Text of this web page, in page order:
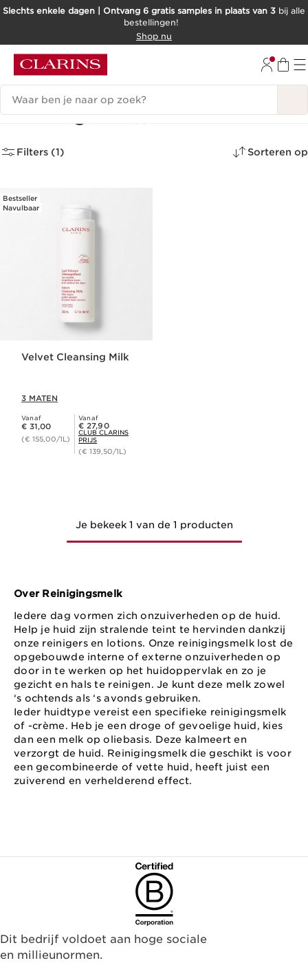
DOORGAAN NAAR INHOUD
Slechts enkele dagen | Ontvang 6 gratis samples in plaats van 3 bij alle
bestellingen!
Shop nu
Zoekgeschiedenis
Cleansing Milk (1)
Filters (1) Sorteren op
Bestseller
Navulbaar
Velvet Cleansing Milk
3 MATEN
Vanaf
Dit is nu de prijs € 31,00
€ 31,00
(€ 155,00/1L)
Vanaf
Club Clarins Prijs € 27,90
€ 27,90
CLUB CLARINS
PRIJS
(€ 139,50/1L)
Je bekeek 1 van de 1 producten
Over Reinigingsmelk
Iedere dag vormen zich onzuiverheden op de huid.
Help je huid zijn stralende teint te hervinden dankzij
onze reinigers en lotions. Onze reinigingsmelk lost de
opgebouwde interne of externe onzuiverheden op
door in te werken op het huidoppervlak en zo je
gezicht en hals te reinigen. Je kunt deze melk zowel
‘s ochtends als ‘s avonds gebruiken.
Ieder huidtype vereist een specifieke reinigingsmelk
of -crème. Heb je een droge of gevoelige huid, kies
dan een melk op oliebasis. Deze kalmeert en
verzorgt de huid. Reinigingsmelk die geschikt is voor
een gecombineerde of vette huid, heeft juist een
zuiverend en verhelderend effect.
Dit bedrijf voldoet aan hoge sociale
en millieunormen.